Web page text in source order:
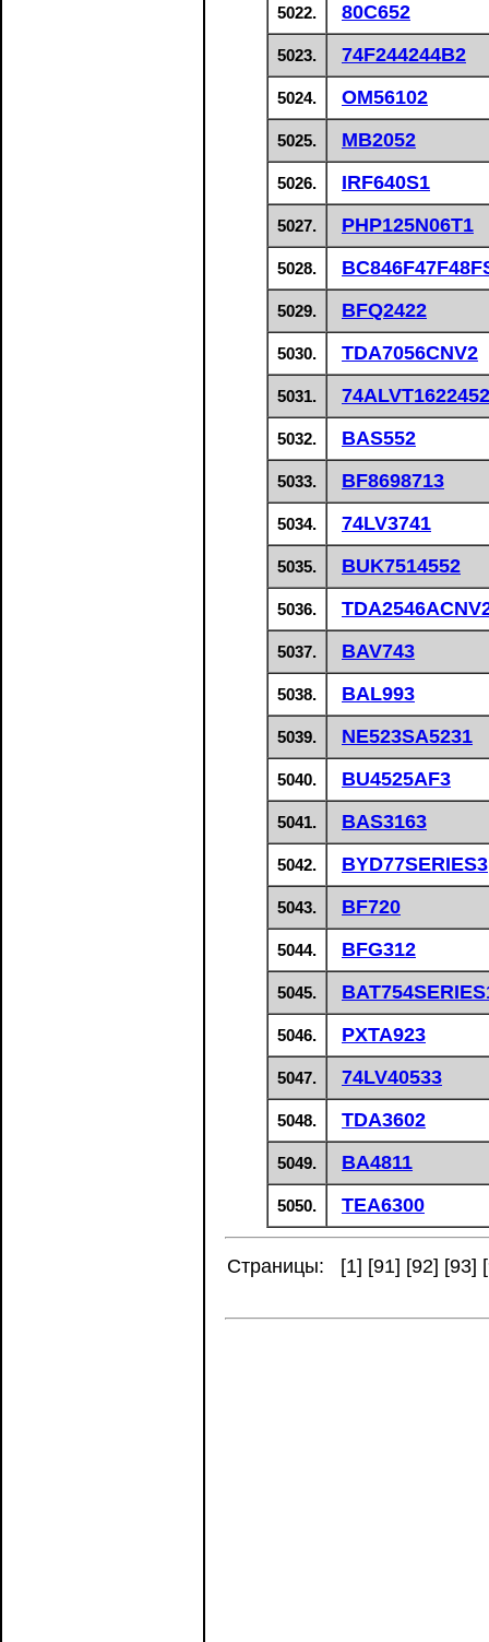
5022. 80C652
5023. 74F244244B2
5024. OM56102
5025. MB2052
5026. IRF640S1
5027. PHP125N06T1
5028.
5029. BFQ2422
5030. TDA7056CNV2
5031. 74ALVT1622452
5032. BAS552
5033. BF8698713
5034. 74LV3741
5035. BUK7514552
5036.
5037. BAV743
5038. BAL993
5039. NE523SA5231
5040. BU4525AF3
5041. BAS3163
5042. BYD77SERIES3
5043. BF720
5044. BFG312
5045.
5046. PXTA923
5047. 74LV40533
5048. TDA3602
5049. BA4811
5050. TEA6300
Страницы: [1] [91] [92] [93] [